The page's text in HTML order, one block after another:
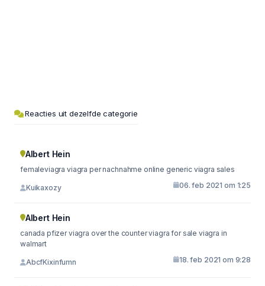
Reacties uit dezelfde categorie
Albert Hein
femaleviagra viagra per nachnahme online generic viagra sales
Kuikaxozy 06. feb 2021 om 1:25
Albert Hein
canada pfizer viagra over the counter viagra for sale viagra in
walmart
AbcfKixinfumn 18. feb 2021 om 9:28